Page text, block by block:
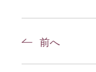
前へ